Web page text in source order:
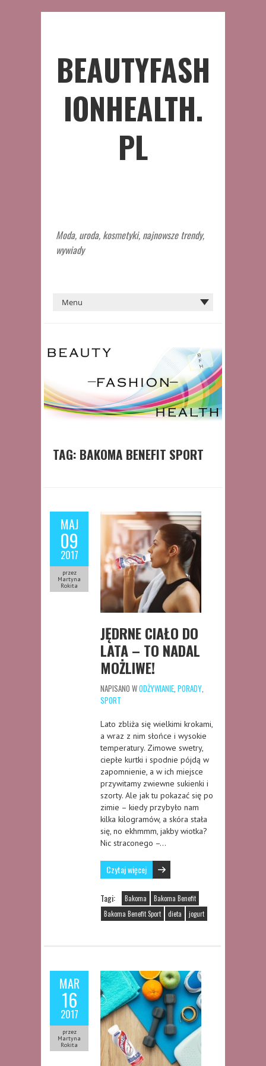
BEAUTYFASH
IONHEALTH.
PL
Moda, uroda, kosmetyki, najnowsze trendy,
wywiady
TAG: BAKOMA BENEFIT SPORT
MAJ
09
2017
przez
Martyna
Rokita
JĘDRNE CIAŁO DO
LATA – TO NADAL
MOŻLIWE!
NAPISANO WODŻYWIANIE PORADY
SPORT
Lato zbliża się wielkimi krokami,
a wraz z nim słońce i wysokie
temperatury. Zimowe swetry,
ciepłe kurtki i spodnie pójdą w
zapomnienie, a w ich miejsce
przywitamy zwiewne sukienki i
szorty. Ale jak tu pokazać się po
zimie – kiedy przybyło nam
kilka kilogramów, a skóra stała
się, no ekhmmm, jakby wiotka?
Nic straconego –…
Czytaj więcej
Tagi: Bakoma
Bakoma Benefit
Bakoma Benefit Sport
dieta jogurt
MAR
16
2017
przez
Martyna
Rokita